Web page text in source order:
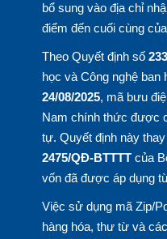
bổ sung vào địa chỉ
điểm đến cuối cùng
Theo Quyết định số
học và Công nghệ
24/08/2025, mã bưu
Nam chính thức được
tự. Quyết định này
2475/QĐ-BTTTTcủa
vốn đã được áp dụng
Việc sử dụng mã Zip/
hàng hóa, thư từ và